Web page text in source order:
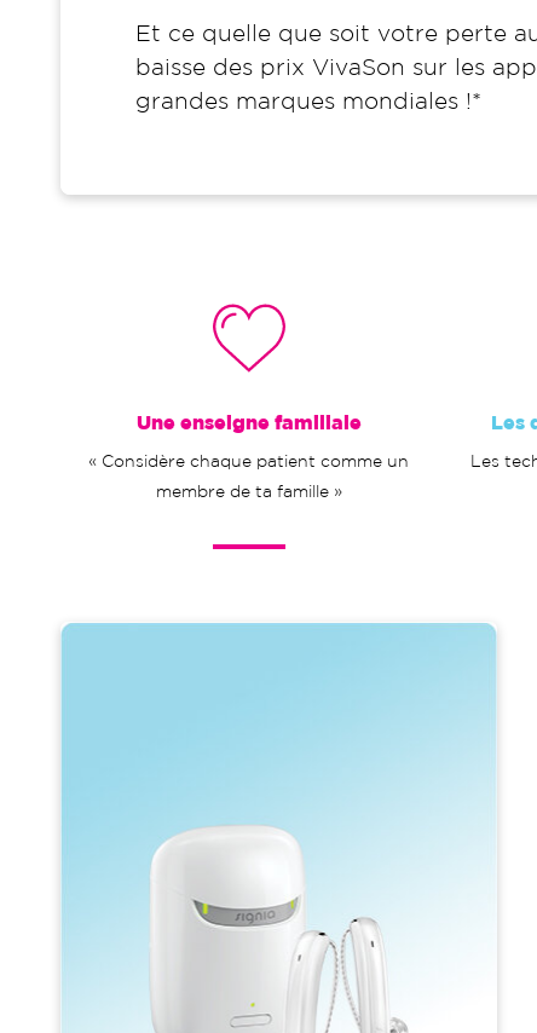
Et ce quelle que soit votre perte
baisse des prix VivaSon sur les
grandes marques mondiales !*
Une enseigne familiale
« Considère chaque patient comme un
membre de ta famille »
Les
Les